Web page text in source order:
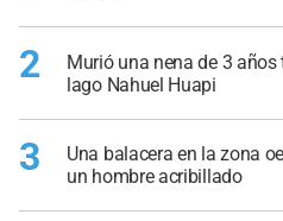
2
Murió una nena de 3
lago Nahuel Huapi
3
Una balacera en la zona
un hombre acribillado